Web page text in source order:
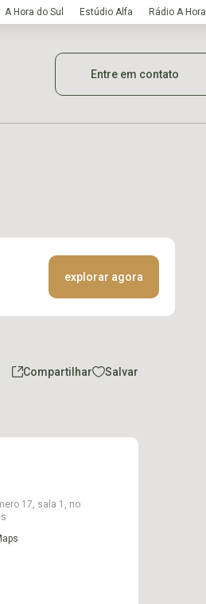
A Hora do Sul Estúdio Alfa Rádio A Hora
Entre em contato
explorar agora
Compartilhar Salvar
17, sala 1, no